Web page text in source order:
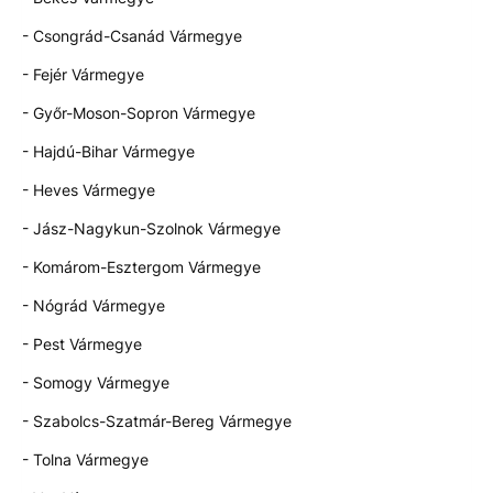
- Csongrád-Csanád Vármegye
- Fejér Vármegye
- Győr-Moson-Sopron Vármegye
- Hajdú-Bihar Vármegye
- Heves Vármegye
- Jász-Nagykun-Szolnok Vármegye
- Komárom-Esztergom Vármegye
- Nógrád Vármegye
- Pest Vármegye
- Somogy Vármegye
- Szabolcs-Szatmár-Bereg Vármegye
- Tolna Vármegye